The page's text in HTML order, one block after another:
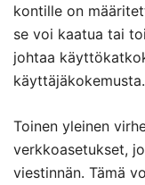
kontille on
se voi kaatua tai
johtaa
käyttäjäkokemusta.
Toinen yleinen
verkkoasetukset,
viestinnän. Tämä